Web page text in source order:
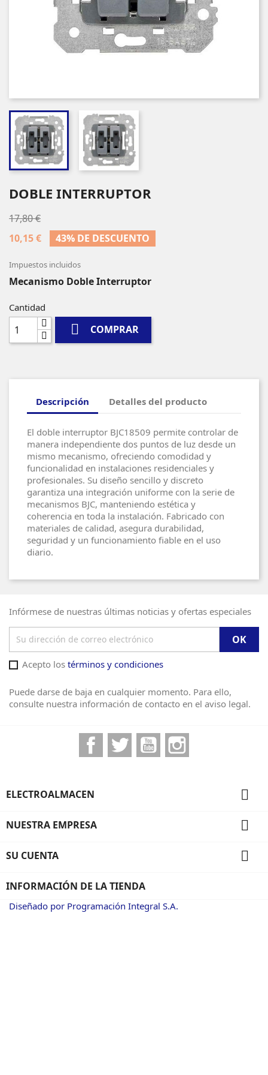
DOBLE INTERRUPTOR
17,80 €
10,15 €
43% DE DESCUENTO
Impuestos incluidos
Mecanismo Doble Interruptor
Cantidad
 COMPRAR
Descripción Detalles del producto
El doble interruptor BJC18509 permite controlar de
manera independiente dos puntos de luz desde un
mismo mecanismo, ofreciendo comodidad y
funcionalidad en instalaciones residenciales y
profesionales. Su diseño sencillo y discreto
garantiza una integración uniforme con la serie de
mecanismos BJC, manteniendo estética y
coherencia en toda la instalación. Fabricado con
materiales de calidad, asegura durabilidad,
seguridad y un funcionamiento fiable en el uso
diario.
Infórmese de nuestras últimas noticias y ofertas especiales
Acepto los términos y condiciones
Puede darse de baja en cualquier momento. Para ello,
consulte nuestra información de contacto en el aviso legal.
FacebookTwitter YouTube
ELECTROALMACEN 
NUESTRA EMPRESA 
SU CUENTA 
INFORMACIÓN DE LA TIENDA
Diseñado por Programación Integral S.A.